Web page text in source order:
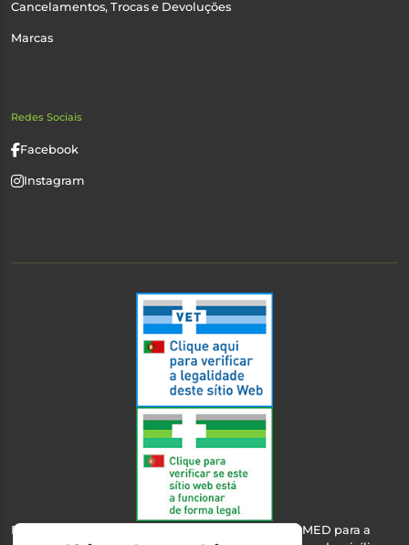
Cancelamentos, Trocas e Devoluções
Marcas
Redes Sociais
Facebook
Instagram
Esta farmácia encontra-se autorizada pelo INFARMED para a